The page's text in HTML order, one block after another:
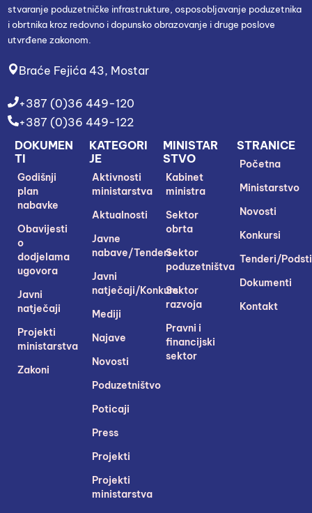
stvaranje poduzetničke infrastrukture, osposobljavanje poduzetnika
i obrtnika kroz redovno i dopunsko obrazovanje i druge poslove
utvrđene zakonom.
Braće Fejića 43, Mostar
+387 (0)36 449-120
+387 (0)36 449-122
STRANICE
Početna
Ministarstvo
Novosti
Konkursi
Tenderi/
Dokumenti
Kontakt
MINISTAR
STVO
Kabinet
ministra
Sektor
obrta
Sektor
poduzetništva
Sektor
razvoja
Pravni i
financijski
sektor
KATEGORI
JE
Aktivnosti
ministarstva
Aktualnosti
Javne
nabave/Tenderi
Javni
natječaji/Konkursi
Mediji
Najave
Novosti
Poduzetništvo
Poticaji
Press
Projekti
Projekti
ministarstva
DOKUMEN
TI
Godišnji
plan
nabavke
Obavijesti
o
dodjelama
ugovora
Javni
natječaji
Projekti
ministarstva
Zakoni